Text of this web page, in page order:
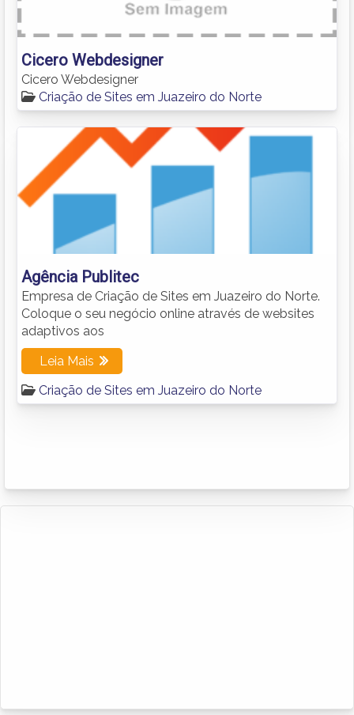
Cicero Webdesigner
Cicero Webdesigner
Criação de Sites em Juazeiro do Norte
Agência Publitec
Empresa de Criação de Sites em Juazeiro do Norte.
Coloque o seu negócio online através de websites
adaptivos aos
Leia Mais
Criação de Sites em Juazeiro do Norte